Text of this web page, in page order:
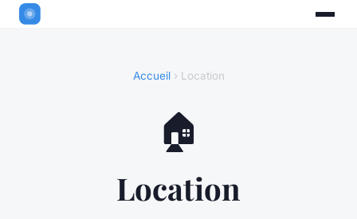
Accueil› Location
🏠
Location